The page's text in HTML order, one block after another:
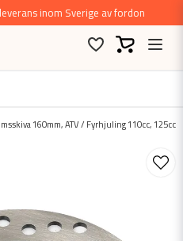
inom Sverige av fordon
160mm, ATV / Fyrhjuling 110cc, 125cc